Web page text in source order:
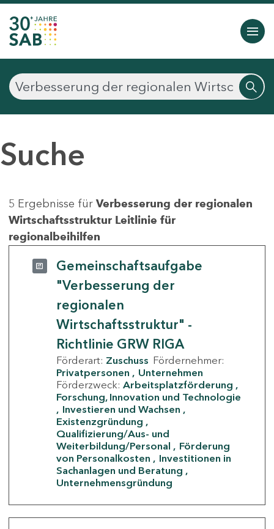
Suche
5 Ergebnisse für Verbesserung der regionalen
Wirtschaftsstruktur Leitlinie für
regionalbeihilfen
Gemeinschaftsaufgabe
"Verbesserung der
regionalen
Wirtschaftsstruktur" -
Richtlinie GRW RIGA
Förderart: Zuschuss Fördernehmer:
Privatpersonen
Unternehmen
Förderzweck: Arbeitsplatzförderung
Forschung, Innovation und Technologie
Investieren und Wachsen
Existenzgründung
Qualifizierung/Aus- und
Weiterbildung/Personal
Förderung
von Personalkosten
Investitionen in
Sachanlagen und Beratung
Unternehmensgründung